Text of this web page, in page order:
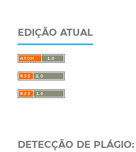
EDIÇÃO ATUAL
DETECÇÃO DE PLÁGIO: